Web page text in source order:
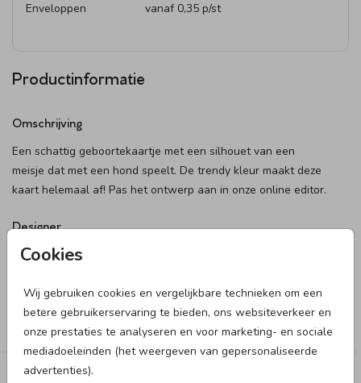
Cookies
Wij gebruiken cookies en vergelijkbare technieken om een
betere gebruikerservaring te bieden, ons websiteverkeer en
onze prestaties te analyseren en voor marketing- en sociale
mediadoeleinden (het weergeven van gepersonaliseerde
advertenties).
Enveloppen
vanaf 0,35 p/st
Productinformatie
Omschrijving
Een schattig geboortekaartje met een silhouet van een
meisje dat met een hond speelt. De trendy kleur maakt deze
kaart helemaal af! Pas het ontwerp aan in onze online editor.
Designer
Alma Langerak
Collectie
Meisje